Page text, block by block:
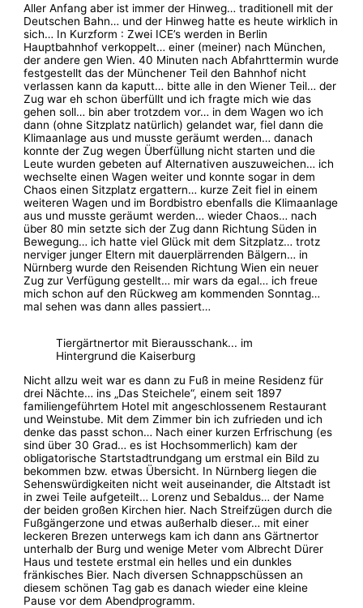
Aller Anfang aber ist immer der Hinweg… traditionell mit der
Deutschen Bahn… und der Hinweg hatte es heute wirklich in
sich… In Kurzform : Zwei ICE’s werden in Berlin
Hauptbahnhof verkoppelt… einer (meiner) nach München,
der andere gen Wien. 40 Minuten nach Abfahrttermin wurde
festgestellt das der Münchener Teil den Bahnhof nicht
verlassen kann da kaputt… bitte alle in den Wiener Teil… der
Zug war eh schon überfüllt und ich fragte mich wie das
gehen soll… bin aber trotzdem vor… in dem Wagen wo ich
dann (ohne Sitzplatz natürlich) gelandet war, fiel dann die
Klimaanlage aus und musste geräumt werden… danach
konnte der Zug wegen Überfüllung nicht starten und die
Leute wurden gebeten auf Alternativen auszuweichen… ich
wechselte einen Wagen weiter und konnte sogar in dem
Chaos einen Sitzplatz ergattern… kurze Zeit fiel in einem
weiteren Wagen und im Bordbistro ebenfalls die Klimaanlage
aus und musste geräumt werden… wieder Chaos… nach
über 80 min setzte sich der Zug dann Richtung Süden in
Bewegung… ich hatte viel Glück mit dem Sitzplatz… trotz
nerviger junger Eltern mit dauerplärrenden Bälgern… in
Nürnberg wurde den Reisenden Richtung Wien ein neuer
Zug zur Verfügung gestellt… mir wars da egal… ich freue
mich schon auf den Rückweg am kommenden Sonntag…
mal sehen was dann alles passiert…
Tiergärtnertor mit Bierausschank... im
Hintergrund die Kaiserburg
Nicht allzu weit war es dann zu Fuß in meine Residenz für
drei Nächte… ins „Das Steichele“, einem seit 1897
familiengeführtem Hotel mit angeschlossenem Restaurant
und Weinstube. Mit dem Zimmer bin ich zufrieden und ich
denke das passt schon… Nach einer kurzen Erfrischung (es
sind über 30 Grad… es ist Hochsommerlich) kam der
obligatorische Startstadtrundgang um erstmal ein Bild zu
bekommen bzw. etwas Übersicht. In Nürnberg liegen die
Sehenswürdigkeiten nicht weit auseinander, die Altstadt ist
in zwei Teile aufgeteilt… Lorenz und Sebaldus… der Name
der beiden großen Kirchen hier. Nach Streifzügen durch die
Fußgängerzone und etwas außerhalb dieser… mit einer
leckeren Brezen unterwegs kam ich dann ans Gärtnertor
unterhalb der Burg und wenige Meter vom Albrecht Dürer
Haus und testete erstmal ein helles und ein dunkles
fränkisches Bier. Nach diversen Schnappschüssen an
diesem schönen Tag gab es danach wieder eine kleine
Pause vor dem Abendprogramm.